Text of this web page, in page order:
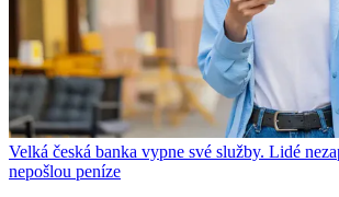
Velká česká banka vypne své služby. Lidé
nepošlou peníze